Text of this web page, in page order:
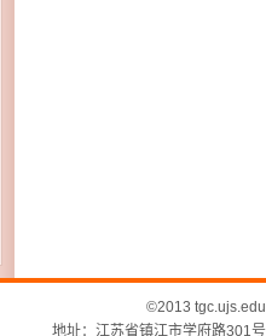
©2013
地址：江苏省镇江市学府路